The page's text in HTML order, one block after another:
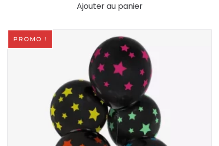
Ajouter au panier
PROMO !